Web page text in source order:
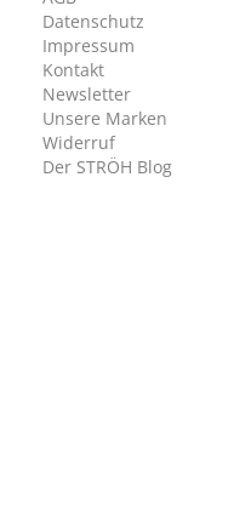
Datenschutz
Impressum
Kontakt
Newsletter
Unsere Marken
Widerruf
Der STRÖH Blog